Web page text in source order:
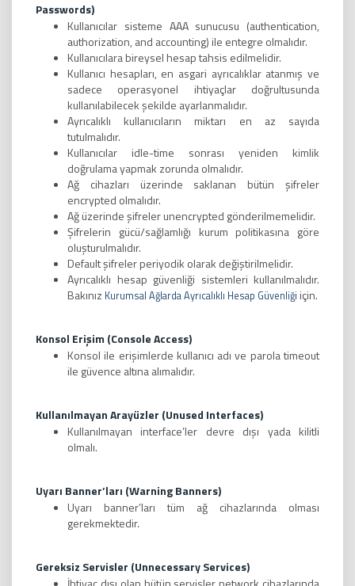
Passwords)
Kullanıcılar sisteme AAA sunucusu (authentication,
authorization, and accounting) ile entegre olmalıdır.
Kullanıcılara bireysel hesap tahsis edilmelidir.
Kullanıcı hesapları, en asgari ayrıcalıklar atanmış ve
sadece operasyonel ihtiyaçlar doğrultusunda
kullanılabilecek şekilde ayarlanmalıdır.
Ayrıcalıklı kullanıcıların miktarı en az sayıda
tutulmalıdır.
Kullanıcılar idle-time sonrası yeniden kimlik
doğrulama yapmak zorunda olmalıdır.
Ağ cihazları üzerinde saklanan bütün şifreler
encrypted olmalıdır.
Ağ üzerinde şifreler unencrypted gönderilmemelidir.
Şifrelerin gücü/sağlamlığı kurum politikasına göre
oluşturulmalıdır.
Default şifreler periyodik olarak değiştirilmelidir.
Ayrıcalıklı hesap güvenliği sistemleri kullanılmalıdır.
Bakınız Kurumsal Ağlarda Ayrıcalıklı Hesap Güvenliği için.
Konsol Erişim (Console Access)
Konsol ile erişimlerde kullanıcı adı ve parola timeout
ile güvence altına alımalıdır.
Kullanılmayan Arayüzler (Unused Interfaces)
Kullanılmayan interface’ler devre dışı yada kilitli
olmalı.
Uyarı Banner’ları (Warning Banners)
Uyarı banner’ları tüm ağ cihazlarında olması
gerekmektedir.
Gereksiz Servisler (Unnecessary Services)